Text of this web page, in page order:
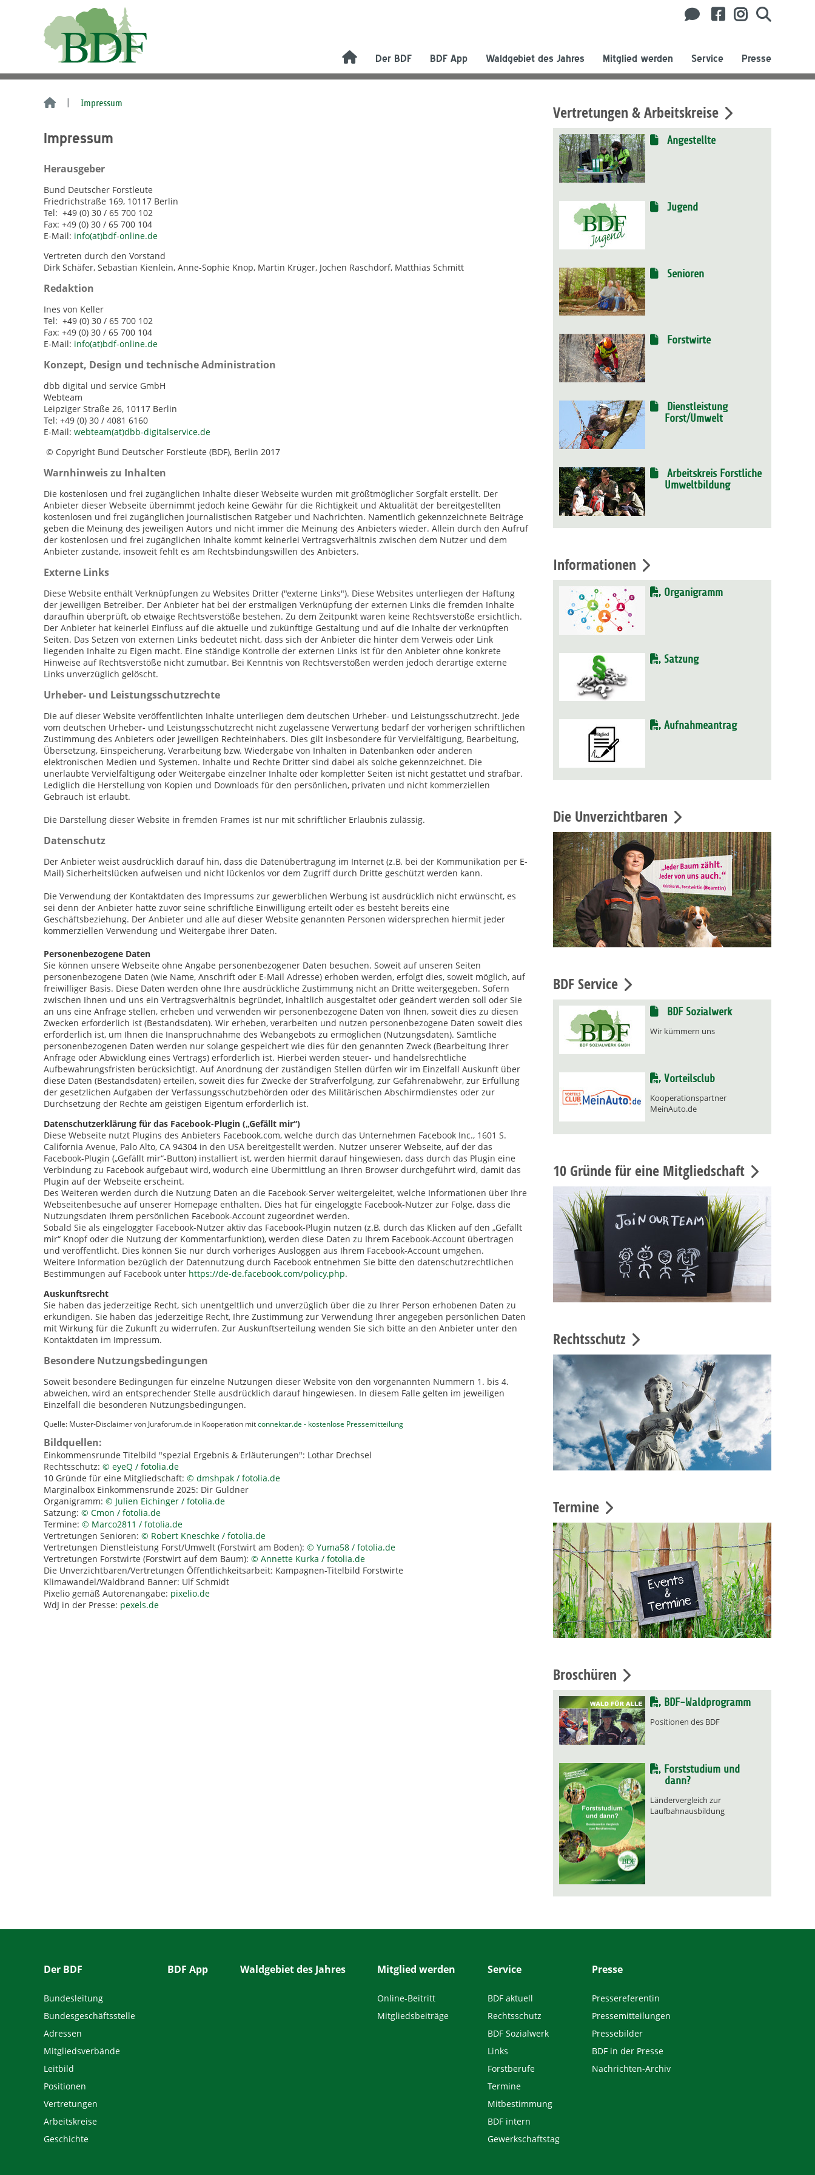
Der BDF BDF App Waldgebiet des Jahres Mitglied werden Service Presse
Impressum
Impressum
Herausgeber
Bund Deutscher Forstleute
Friedrichstraße 169, 10117 Berlin
Tel: +49 (0) 30 / 65 700 102
Fax: +49 (0) 30 / 65 700 104
E-Mail: info(at)bdf-online.de
Vertreten durch den Vorstand
Dirk Schäfer, Sebastian Kienlein, Anne-Sophie Knop, Martin Krüger, Jochen Raschdorf, Matthias Schmitt
Redaktion
Ines von Keller
Tel: +49 (0) 30 / 65 700 102
Fax: +49 (0) 30 / 65 700 104
E-Mail: info(at)bdf-online.de
Konzept, Design und technische Administration
dbb digital und service GmbH
Webteam
Leipziger Straße 26, 10117 Berlin
Tel: +49 (0) 30 / 4081 6160
E-Mail: webteam(at)dbb-digitalservice.de
© Copyright Bund Deutscher Forstleute (BDF), Berlin 2017
Warnhinweis zu Inhalten
Die kostenlosen und frei zugänglichen Inhalte dieser Webseite wurden mit größtmöglicher Sorgfalt erstellt. Der
Anbieter dieser Webseite übernimmt jedoch keine Gewähr für die Richtigkeit und Aktualität der bereitgestellten
kostenlosen und frei zugänglichen journalistischen Ratgeber und Nachrichten. Namentlich gekennzeichnete Beiträge
geben die Meinung des jeweiligen Autors und nicht immer die Meinung des Anbieters wieder. Allein durch den Aufruf
der kostenlosen und frei zugänglichen Inhalte kommt keinerlei Vertragsverhältnis zwischen dem Nutzer und dem
Anbieter zustande, insoweit fehlt es am Rechtsbindungswillen des Anbieters.
Externe Links
Diese Website enthält Verknüpfungen zu Websites Dritter ("externe Links"). Diese Websites unterliegen der Haftung
der jeweiligen Betreiber. Der Anbieter hat bei der erstmaligen Verknüpfung der externen Links die fremden Inhalte
daraufhin überprüft, ob etwaige Rechtsverstöße bestehen. Zu dem Zeitpunkt waren keine Rechtsverstöße ersichtlich.
Der Anbieter hat keinerlei Einfluss auf die aktuelle und zukünftige Gestaltung und auf die Inhalte der verknüpften
Seiten. Das Setzen von externen Links bedeutet nicht, dass sich der Anbieter die hinter dem Verweis oder Link
liegenden Inhalte zu Eigen macht. Eine ständige Kontrolle der externen Links ist für den Anbieter ohne konkrete
Hinweise auf Rechtsverstöße nicht zumutbar. Bei Kenntnis von Rechtsverstößen werden jedoch derartige externe
Links unverzüglich gelöscht.
Urheber- und Leistungsschutzrechte
Die auf dieser Website veröffentlichten Inhalte unterliegen dem deutschen Urheber- und Leistungsschutzrecht. Jede
vom deutschen Urheber- und Leistungsschutzrecht nicht zugelassene Verwertung bedarf der vorherigen schriftlichen
Zustimmung des Anbieters oder jeweiligen Rechteinhabers. Dies gilt insbesondere für Vervielfältigung, Bearbeitung,
Übersetzung, Einspeicherung, Verarbeitung bzw. Wiedergabe von Inhalten in Datenbanken oder anderen
elektronischen Medien und Systemen. Inhalte und Rechte Dritter sind dabei als solche gekennzeichnet. Die
unerlaubte Vervielfältigung oder Weitergabe einzelner Inhalte oder kompletter Seiten ist nicht gestattet und strafbar.
Lediglich die Herstellung von Kopien und Downloads für den persönlichen, privaten und nicht kommerziellen
Gebrauch ist erlaubt.
Die Darstellung dieser Website in fremden Frames ist nur mit schriftlicher Erlaubnis zulässig.
Datenschutz
Der Anbieter weist ausdrücklich darauf hin, dass die Datenübertragung im Internet (z.B. bei der Kommunikation per E-
Mail) Sicherheitslücken aufweisen und nicht lückenlos vor dem Zugriff durch Dritte geschützt werden kann.
Die Verwendung der Kontaktdaten des Impressums zur gewerblichen Werbung ist ausdrücklich nicht erwünscht, es
sei denn der Anbieter hatte zuvor seine schriftliche Einwilligung erteilt oder es besteht bereits eine
Geschäftsbeziehung. Der Anbieter und alle auf dieser Website genannten Personen widersprechen hiermit jeder
kommerziellen Verwendung und Weitergabe ihrer Daten.
Personenbezogene Daten
Sie können unsere Webseite ohne Angabe personenbezogener Daten besuchen. Soweit auf unseren Seiten
personenbezogene Daten (wie Name, Anschrift oder E-Mail Adresse) erhoben werden, erfolgt dies, soweit möglich, auf
freiwilliger Basis. Diese Daten werden ohne Ihre ausdrückliche Zustimmung nicht an Dritte weitergegeben. Sofern
zwischen Ihnen und uns ein Vertragsverhältnis begründet, inhaltlich ausgestaltet oder geändert werden soll oder Sie
an uns eine Anfrage stellen, erheben und verwenden wir personenbezogene Daten von Ihnen, soweit dies zu diesen
Zwecken erforderlich ist (Bestandsdaten). Wir erheben, verarbeiten und nutzen personenbezogene Daten soweit dies
erforderlich ist, um Ihnen die Inanspruchnahme des Webangebots zu ermöglichen (Nutzungsdaten). Sämtliche
personenbezogenen Daten werden nur solange gespeichert wie dies für den genannten Zweck (Bearbeitung Ihrer
Anfrage oder Abwicklung eines Vertrags) erforderlich ist. Hierbei werden steuer- und handelsrechtliche
Aufbewahrungsfristen berücksichtigt. Auf Anordnung der zuständigen Stellen dürfen wir im Einzelfall Auskunft über
diese Daten (Bestandsdaten) erteilen, soweit dies für Zwecke der Strafverfolgung, zur Gefahrenabwehr, zur Erfüllung
der gesetzlichen Aufgaben der Verfassungsschutzbehörden oder des Militärischen Abschirmdienstes oder zur
Durchsetzung der Rechte am geistigen Eigentum erforderlich ist.
Datenschutzerklärung für das Facebook-Plugin („Gefällt mir“)
Diese Webseite nutzt Plugins des Anbieters Facebook.com, welche durch das Unternehmen Facebook Inc., 1601 S.
California Avenue, Palo Alto, CA 94304 in den USA bereitgestellt werden. Nutzer unserer Webseite, auf der das
Facebook-Plugin („Gefällt mir“-Button) installiert ist, werden hiermit darauf hingewiesen, dass durch das Plugin eine
Verbindung zu Facebook aufgebaut wird, wodurch eine Übermittlung an Ihren Browser durchgeführt wird, damit das
Plugin auf der Webseite erscheint.
Des Weiteren werden durch die Nutzung Daten an die Facebook-Server weitergeleitet, welche Informationen über Ihre
Webseitenbesuche auf unserer Homepage enthalten. Dies hat für eingeloggte Facebook-Nutzer zur Folge, dass die
Nutzungsdaten Ihrem persönlichen Facebook-Account zugeordnet werden.
Sobald Sie als eingeloggter Facebook-Nutzer aktiv das Facebook-Plugin nutzen (z.B. durch das Klicken auf den „Gefällt
mir“ Knopf oder die Nutzung der Kommentarfunktion), werden diese Daten zu Ihrem Facebook-Account übertragen
und veröffentlicht. Dies können Sie nur durch vorheriges Ausloggen aus Ihrem Facebook-Account umgehen.
Weitere Information bezüglich der Datennutzung durch Facebook entnehmen Sie bitte den datenschutzrechtlichen
Bestimmungen auf Facebook unter https://de-de.facebook.com/policy.php.
Auskunftsrecht
Sie haben das jederzeitige Recht, sich unentgeltlich und unverzüglich über die zu Ihrer Person erhobenen Daten zu
erkundigen. Sie haben das jederzeitige Recht, Ihre Zustimmung zur Verwendung Ihrer angegeben persönlichen Daten
mit Wirkung für die Zukunft zu widerrufen. Zur Auskunftserteilung wenden Sie sich bitte an den Anbieter unter den
Kontaktdaten im Impressum.
Besondere Nutzungsbedingungen
Soweit besondere Bedingungen für einzelne Nutzungen dieser Website von den vorgenannten Nummern 1. bis 4.
abweichen, wird an entsprechender Stelle ausdrücklich darauf hingewiesen. In diesem Falle gelten im jeweiligen
Einzelfall die besonderen Nutzungsbedingungen.
Quelle: Muster-Disclaimer von Juraforum.de in Kooperation mitconnektar.de - kostenlose Pressemitteilung
Bildquellen:
Einkommensrunde Titelbild "spezial Ergebnis & Erläuterungen": Lothar Drechsel
Rechtsschutz: © eyeQ / fotolia.de
10 Gründe für eine Mitgliedschaft: © dmshpak / fotolia.de
Marginalbox Einkommensrunde 2025: Dir Guldner
Organigramm: © Julien Eichinger / fotolia.de
Satzung: © Cmon / fotolia.de
Termine: © Marco2811 / fotolia.de
Vertretungen Senioren: © Robert Kneschke / fotolia.de
Vertretungen Dienstleistung Forst/Umwelt (Forstwirt am Boden): © Yuma58 / fotolia.de
Vertretungen Forstwirte (Forstwirt auf dem Baum): © Annette Kurka / fotolia.de
Die Unverzichtbaren/Vertretungen Öffentlichkeitsarbeit: Kampagnen-Titelbild Forstwirte
Klimawandel/Waldbrand Banner: Ulf Schmidt
Pixelio gemäß Autorenangabe: pixelio.de
WdJ in der Presse: pexels.de
Vertretungen & Arbeitskreise
Angestellte
Jugend
Senioren
Forstwirte
Dienstleistung
Forst/Umwelt
Arbeitskreis Forstliche
Umweltbildung
Informationen
Organigramm
Satzung
Aufnahmeantrag
Die Unverzichtbaren
BDF Service
BDF Sozialwerk
Wir kümmern uns
Vorteilsclub
Kooperationspartner
MeinAuto.de
10 Gründe für eine Mitgliedschaft
Rechtsschutz
Termine
Broschüren
BDF-Waldprogramm
Positionen des BDF
Forststudium und
dann?
Ländervergleich zur
Laufbahnausbildung
Der BDF
Bundesleitung
Bundesgeschäftsstelle
Adressen
Mitgliedsverbände
Leitbild
Positionen
Vertretungen
Arbeitskreise
Geschichte
BDF App Waldgebiet des Jahres Mitglied werden
Online-Beitritt
Mitgliedsbeiträge
Service
BDF aktuell
Rechtsschutz
BDF Sozialwerk
Links
Forstberufe
Termine
Mitbestimmung
BDF intern
Gewerkschaftstag
Presse
Pressereferentin
Pressemitteilungen
Pressebilder
BDF in der Presse
Nachrichten-Archiv